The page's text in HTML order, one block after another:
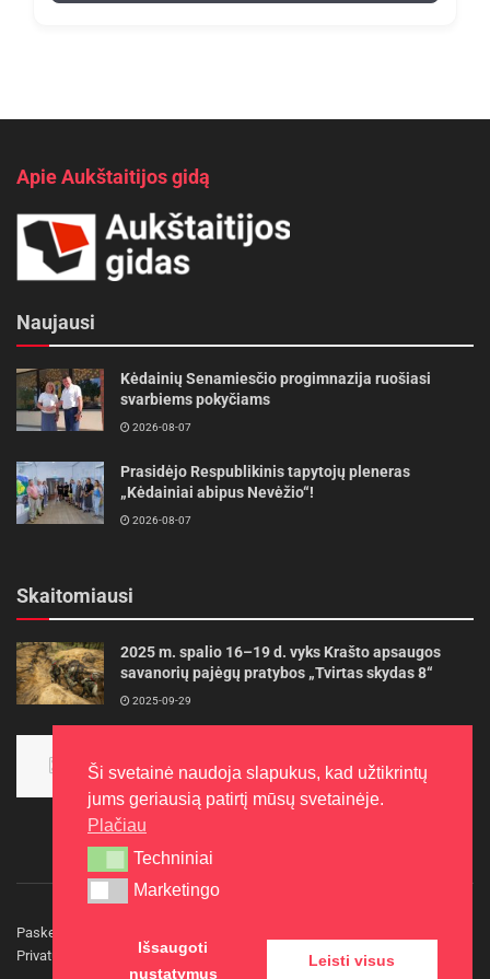
Apie Aukštaitijos gidą
Naujausi
Kėdainių Senamiesčio progimnazija ruošiasi
svarbiems pokyčiams
2026-08-07
Prasidėjo Respublikinis tapytojų pleneras
„Kėdainiai abipus Nevėžio“!
2026-08-07
Skaitomiausi
2025 m. spalio 16–19 d. vyks Krašto apsaugos
savanorių pajėgų pratybos „Tvirtas skydas 8“
2025-09-29
aukso
2015-10-30
Paskelbkite naujieną
Privatumo politika
Kontaktai
Ši svetainė naudoja slapukus, kad užtikrintų
jums geriausią patirtį mūsų svetainėje.
Plačiau
Techniniai
Techniniai
Marketingo
Marketingo
Išsaugoti
nustatymus
Leisti visus